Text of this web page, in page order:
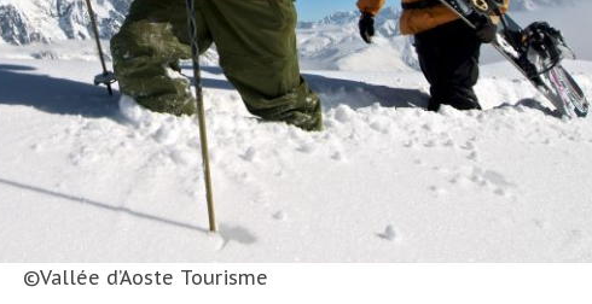
©Vallée d’Aoste Tourisme